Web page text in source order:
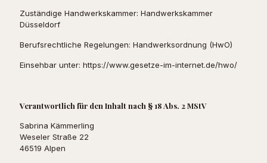
Zuständige Handwerkskammer: Handwerkskammer
Düsseldorf
Berufsrechtliche Regelungen: Handwerksordnung (HwO)
Einsehbar unter: https://www.gesetze-im-internet.de/hwo/
Verantwortlich für den Inhalt nach § 18 Abs. 2 MStV
Sabrina Kämmerling
Weseler Straße 22
46519 Alpen